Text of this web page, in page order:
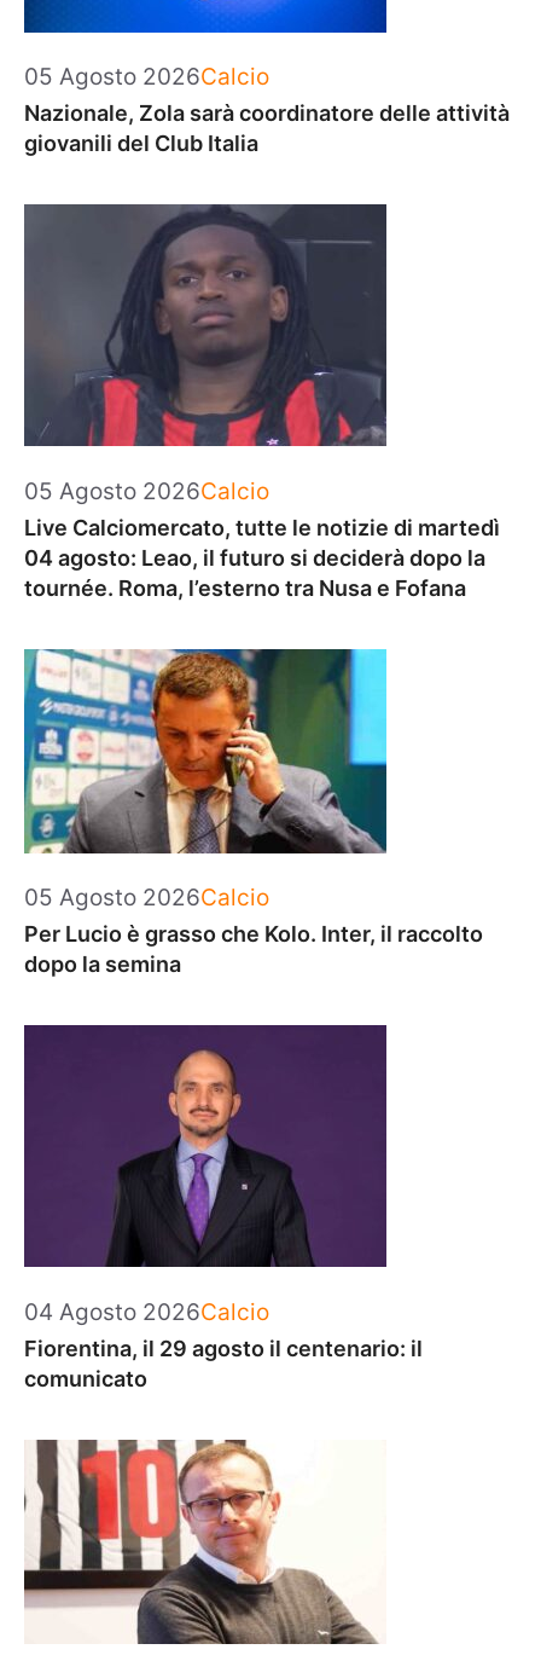
05 Agosto 2026Categorie
Calcio
Nazionale, Zola sarà coordinatore delle attività
giovanili del Club Italia
05 Agosto 2026Categorie
Calcio
Live Calciomercato, tutte le notizie di martedì
04 agosto: Leao, il futuro si deciderà dopo la
tournée. Roma, l’esterno tra Nusa e Fofana
05 Agosto 2026Categorie
Calcio
Per Lucio è grasso che Kolo. Inter, il raccolto
dopo la semina
04 Agosto 2026Categorie
Calcio
Fiorentina, il 29 agosto il centenario: il
comunicato